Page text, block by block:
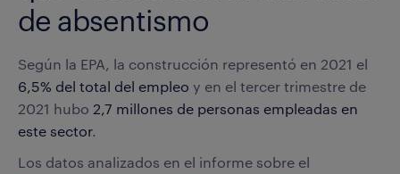
de absentismo
Según la EPA, la construcción representó en 2021 el
6,5% del total del empleo y en el tercer trimestre de
2021 hubo 2,7 millones de personas empleadas en
este sector.
Los datos analizados en el informe sobre el